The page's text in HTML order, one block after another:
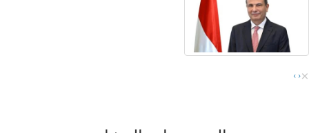
‹
› ×